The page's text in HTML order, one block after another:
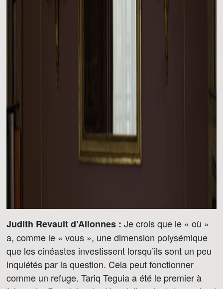
Judith Revault d’Allonnes : Je crois que le « où »
a, comme le « vous », une dimension polysémique
que les cinéastes investissent lorsqu’ils sont un peu
inquiétés par la question. Cela peut fonctionner
comme un refuge. Tariq Teguia a été le premier à